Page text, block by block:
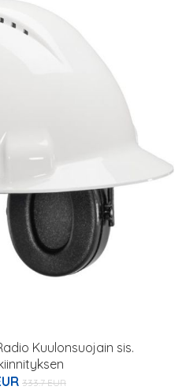
Kuulonsuojain sis.
333.7 EUR